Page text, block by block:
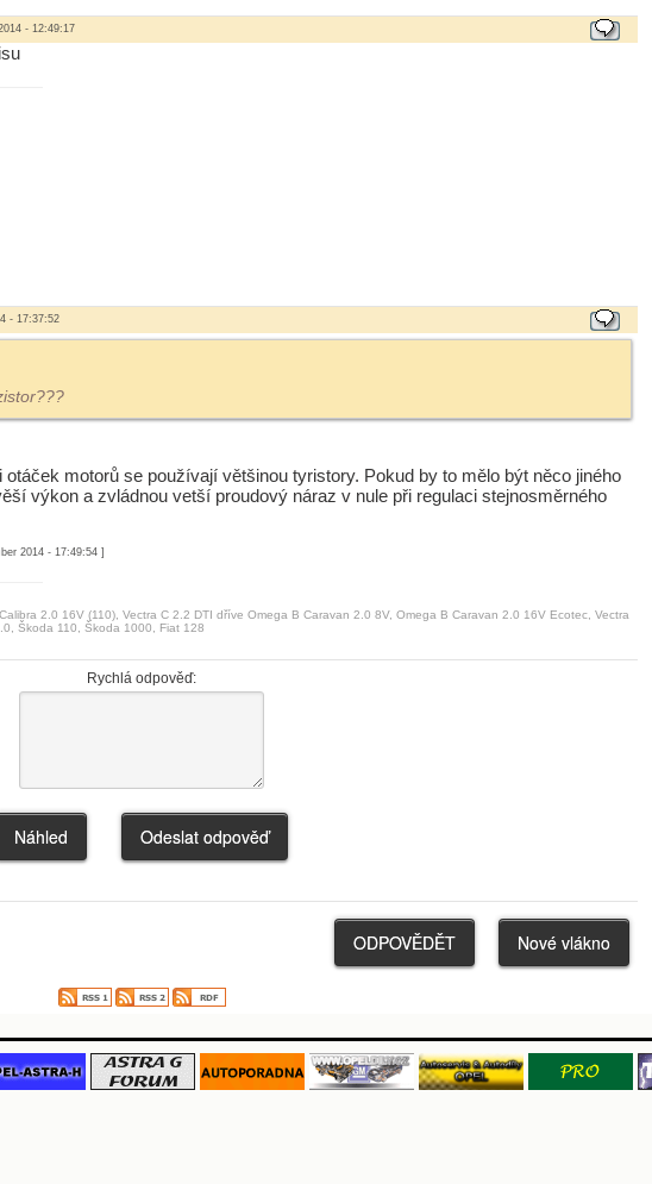
- 12:49:17
- 17:37:52
otáček motorů se používají většinou tyristory. Pokud by to mělo být něco jiného
výkon a zvládnou vetší proudový náraz v nule při regulaci stejnosměrného
2014 - 17:49:54 ]
2.0 16V (110), Vectra C 2.2 DTI dříve Omega B Caravan 2.0 8V, Omega B Caravan 2.0 16V Ecotec, Vectra
Škoda 110, Škoda 1000, Fiat 128
Rychlá odpověď: